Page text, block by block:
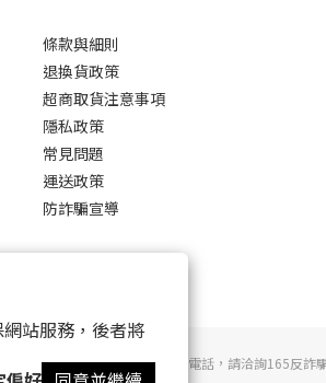
站服務，後者將
條款與細則
退換貨政策
超商取貨注意事項
隱私政策
常見問題
運送政策
防詐騙宣導
若接到可疑電話，請洽詢165反詐